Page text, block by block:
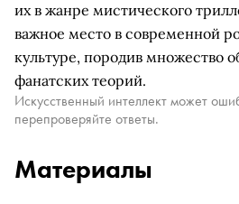
их в жанре мистического
важное место в современной
культуре, породив множество
фанатских теорий.
Искусственный интеллект может
перепроверяйте ответы.
Материалы